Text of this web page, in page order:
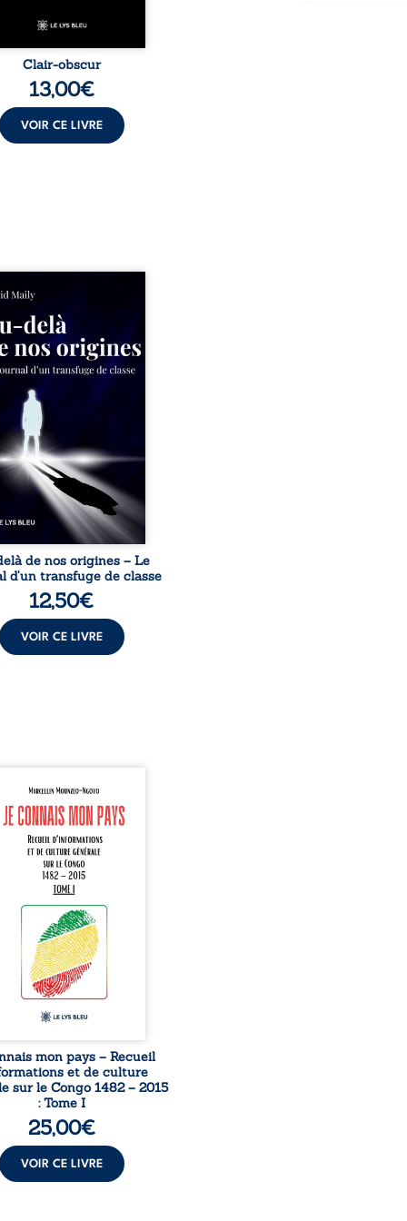
Clair-obscur
13,00€
VOIR CE LIVRE
un milieu populaire où
et les fractures
tenaient lieu de
David a choisi la
Très tôt, l’école et les
deviennent ses armes de
sociale. S’arracher à
exige pourtant un
Pris entre deux
l’homme réalise que
professionnels ne
guérissent ni ...
de nos origines – Le
d’un transfuge de classe
12,50€
VOIR CE LIVRE
mon pays se
comme une œuvre de
et d’éveil civique,
à raviver la mémoire
En retraçant les
étapes de l’histoire
il entend combattre
le repli identitaire
du
patriotique.
à tous, ce recueil
des repères essentiels
mieux comprendre le ...
mon pays – Recueil
et de culture
sur le Congo 1482 – 2015
: Tome I
25,00€
VOIR CE LIVRE